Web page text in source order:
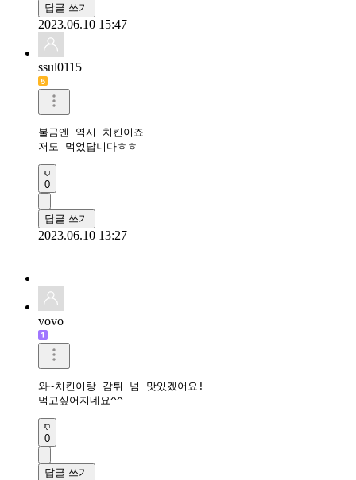
답글 쓰기
2023.06.10 15:47
ssul0115
불금엔 역시 치킨이죠
저도 먹었답니다ㅎㅎ
0
답글 쓰기
2023.06.10 13:27
vovo
와~치킨이랑 감튀 넘 맛있겠어요!
먹고싶어지네요^^
0
답글 쓰기